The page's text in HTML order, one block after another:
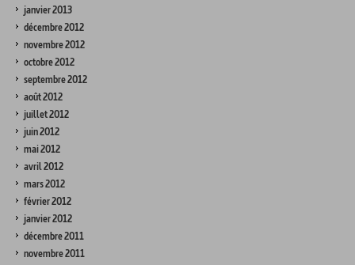
janvier 2013
décembre 2012
novembre 2012
octobre 2012
septembre 2012
août 2012
juillet 2012
juin 2012
mai 2012
avril 2012
mars 2012
février 2012
janvier 2012
décembre 2011
novembre 2011